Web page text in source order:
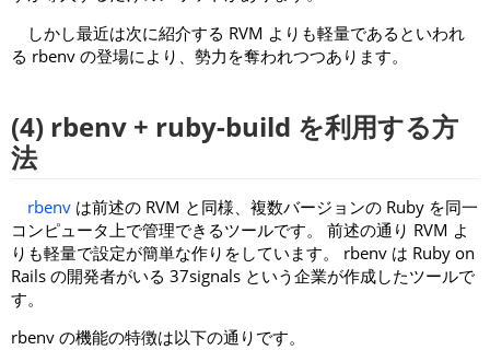
しかし最近は次に紹介する RVM よりも軽量であるといわれ
る rbenv の登場により、勢力を奪われつつあります。
(4) rbenv + ruby-build を利用する方
法
rbenv は前述の RVM と同様、複数バージョンの Ruby を同一
コンピュータ上で管理できるツールです。 前述の通り RVM よ
りも軽量で設定が簡単な作りをしています。 rbenv は Ruby on
Rails の開発者がいる 37signals という企業が作成したツールで
す。
rbenv の機能の特徴は以下の通りです。